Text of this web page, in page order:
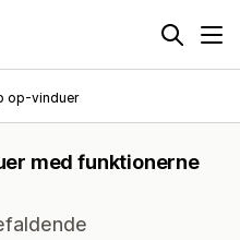
op-vinduer
med funktionerne